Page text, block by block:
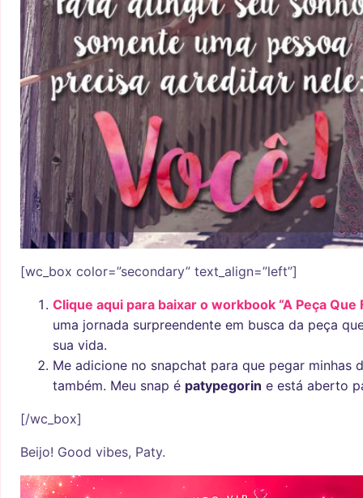
[wc_box color=”secondary” text_align=”left”]
Clique aqui para baixar o workbook “A Peça Que
uma jornada surpreendente em busca da peça
sua vida.
Me adicione no snapchat para que pegar minhas
também. Meu snap é patypegorin e está aberto
[/wc_box]
Beijo! Good vibes, Paty.